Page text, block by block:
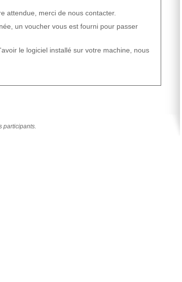
attendue, merci de nous contacter.
un voucher vous est fourni pour passer
le logiciel installé sur votre machine, nous
participants.